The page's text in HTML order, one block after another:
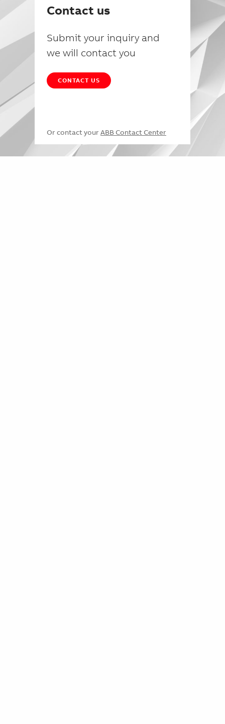
Contact us
Submit your inquiry and
we will contact you
CONTACT US
Or contact your ABB Contact Center